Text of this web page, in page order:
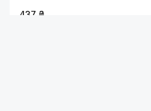
437 ₴